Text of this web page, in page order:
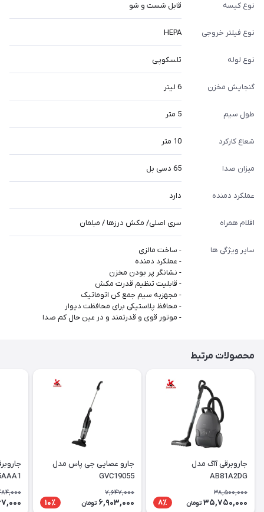
نوع کیسه قابل شست و شو
نوع فیلتر خروجی HEPA
نوع لوله تلسکوپی
گنجایش مخزن 6 لیتر
طول سیم 5 متر
شعاع کارکرد 10 متر
میزان صدا 65 دسی بل
عملکرد دمنده دارد
اقلام همراه سری اصلی/ مکش درزها / مبلمان
سایر ویژگی ها
- ساخت مالزی
- عملکرد دمنده
- نشانگر پر بودن مخزن
- قابلیت تنظیم قدرت مکش
- مجهزبه سیم جمع کن اتوماتیک
- محافظ پلاستیکی برای محافظت دیوار
- موتور قوی و قدرتمند و در عین حال کم صدا
محصولات مرتبط
جاروبرقی آاگ مدل
AB81A2DG
38,500,000
35,750,000 تومان 8٪
جارو عصایی جی پاس مدل
GVC19055
7,647,000
6,903,000 تومان 10٪